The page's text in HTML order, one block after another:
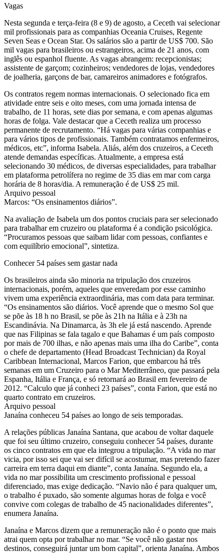
Vagas
Nesta segunda e terça-feira (8 e 9) de agosto, a Ceceth vai selecionar
mil profissionais para as companhias Oceania Cruises, Regente
Seven Seas e Ocean Star. Os salários são a partir de US$ 700. São
mil vagas para brasileiros ou estrangeiros, acima de 21 anos, com
inglês ou espanhol fluente. As vagas abrangem: recepcionistas;
assistente de garçom; cozinheiros; vendedores de lojas, vendedores
de joalheria, garçons de bar, camareiros animadores e fotógrafos.
Os contratos regem normas internacionais. O selecionado fica em
atividade entre seis e oito meses, com uma jornada intensa de
trabalho, de 11 horas, sete dias por semana, e com apenas algumas
horas de folga. Vale destacar que a Ceceth realiza um processo
permanente de recrutamento. “Há vagas para várias companhias e
para vários tipos de profissionais. Também contratamos enfermeiros,
médicos, etc”, informa Isabela. Aliás, além dos cruzeiros, a Ceceth
atende demandas específicas. Atualmente, a empresa está
selecionando 30 médicos, de diversas especialidades, para trabalhar
em plataforma petrolífera no regime de 35 dias em mar com carga
horária de 8 horas/dia. A remuneração é de US$ 25 mil.
Arquivo pessoal
Marcos: “Os ensinamentos diários”.
Na avaliação de Isabela um dos pontos cruciais para ser selecionado
para trabalhar em cruzeiro ou plataforma é a condição psicológica.
“Procuramos pessoas que saibam lidar com pessoas, confiantes e
com equilíbrio emocional”, sintetiza.
Conhecer 54 países sem gastar nada
Os brasileiros ainda são minoria na tripulação dos cruzeiros
internacionais, porém, aqueles que enveredam por esse caminho
vivem uma experiência extraordinária, mas com data para terminar.
“Os ensinamentos são diários. Você aprende que o mesmo Sol que
se põe às 18 h no Brasil, se põe às 21h na Itália e à 23h na
Escandinávia. Na Dinamarca, às 3h ele já está nascendo. Aprende
que nas Filipinas se fala tagalo e que Bahamas é um país composto
por mais de 700 ilhas, e não apenas mais uma ilha do Caribe”, conta
o chefe de departamento (Head Broadcast Technician) da Royal
Caribbean Internacional, Marcos Farion, que embarcou há três
semanas em um Cruzeiro para o Mar Mediterrâneo, que passará pela
Espanha, Itália e França, e só retornará ao Brasil em fevereiro de
2012. “Calculo que já conheci 23 países”, conta Farion, que está no
quarto contrato em cruzeiros.
Arquivo pessoal
Janaína conheceu 54 países ao longo de seis temporadas.
A relações públicas Janaína Santana, que acabou de voltar daquele
que foi seu último cruzeiro, conseguiu conhecer 54 países, durante
os cinco contratos em que ela integrou a tripulação. “A vida no mar
vicia, por isso sei que vai ser difícil se acostumar, mas pretendo fazer
carreira em terra daqui em diante”, conta Janaína. Segundo ela, a
vida no mar possibilita um crescimento profissional e pessoal
diferenciado, mas exige dedicação. “Navio não é para qualquer um,
o trabalho é puxado, são somente algumas horas de folga e você
convive com colegas de trabalho de 45 nacionalidades diferentes”,
enumera Janaína.
Janaína e Marcos dizem que a remuneração não é o ponto que mais
atrai quem opta por trabalhar no mar. “Se você não gastar nos
destinos, conseguirá juntar um bom capital”, orienta Janaína. Ambos